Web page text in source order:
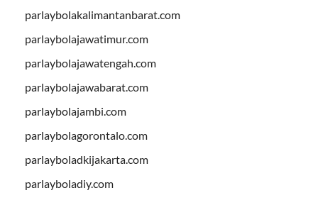
parlaybolakalimantanbarat.com
parlaybolajawatimur.com
parlaybolajawatengah.com
parlaybolajawabarat.com
parlaybolajambi.com
parlaybolagorontalo.com
parlayboladkijakarta.com
parlayboladiy.com